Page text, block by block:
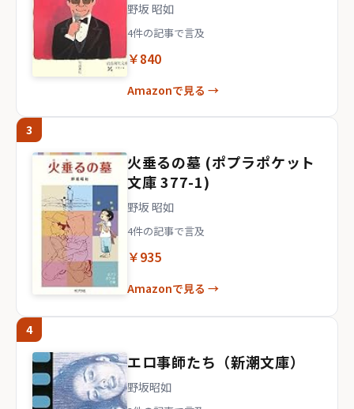
野坂 昭如
4件の記事で言及
￥840
Amazonで見る →
3
火垂るの墓 (ポプラポケット
文庫 377-1)
野坂 昭如
4件の記事で言及
￥935
Amazonで見る →
4
エロ事師たち（新潮文庫）
野坂昭如